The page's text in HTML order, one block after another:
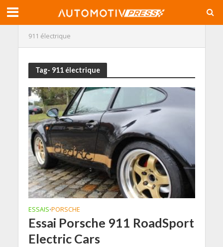
911 électrique
Tag- 911 électrique
ESSAIS•PORSCHE
Essai Porsche 911 RoadSport
Electric Cars